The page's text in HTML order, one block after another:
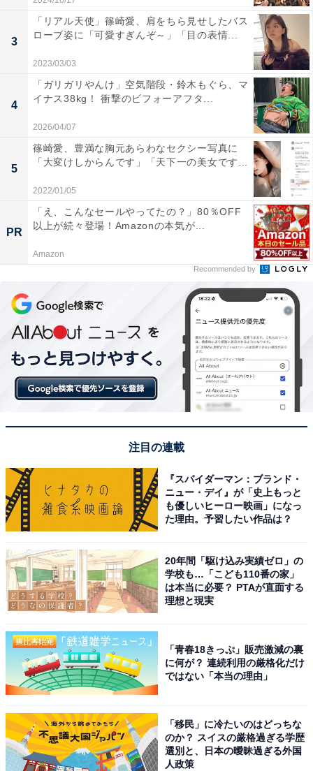
3
「リアル天使」篠崎愛、肩をちら見せしたバス
ローブ姿に「可愛すぎんぞ～」「目の表情...
2023/03/03
4
「ガリガリやんけ」空気階段・鈴木もぐら、マ
イナス38kg！ 衝撃のビフォーアフタ...
2026/04/07
5
篠崎愛、豊満な胸元あらわなセクシー写真に
「大変けしからんです」「天下一の美女です...
2022/01/05
PR
「え、こんなセールやってたの？」80％OFF
以上が続々登場！Amazonの本気が...
Amazon
Recommended by
注目の連載
『スパイダーマン：ブランド・
ニュー・デイ』が「史上もっと
も優しいヒーロー映画」になっ
た理由。予習したい作品は？
20年間「駆け込み実績ゼロ」の
学校も…「こども110番の家」
は本当に必要？ PTAが直面する
理想と現実
「青春18きっぷ」販売激減の裏
に何が？ 連続利用の厳格化だけ
ではない「本当の理由」
「移民」に冷たいのはどっちな
のか？ スイスの厳格過ぎる学歴
選別と、日本の曖昧過ぎる外国
人政策